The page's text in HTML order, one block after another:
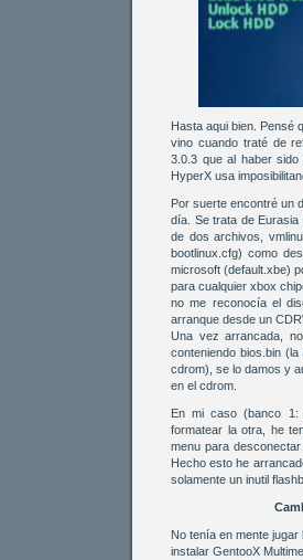
Hasta aqui bien. Pensé
vino cuando traté de
3.0.3 que al haber
HyperX usa
Por suerte encontré un
día. Se trata de
de dos archivos,
bootlinux.cfg) como
microsoft (default.xbe)
para cualquier xbox
no me reconocía el
arranque desde un
Una vez arrancada,
conteniendo bios.bin
cdrom), se lo damos y
en el cdrom.
En mi caso (banco
formatear la otra, he
menu para
Hecho esto he
solamente un inutil
No tenía en mente
instalar GentooX